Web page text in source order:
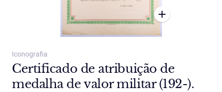
Iconografia
Certificado de atribuição de
medalha de valor militar (192-).